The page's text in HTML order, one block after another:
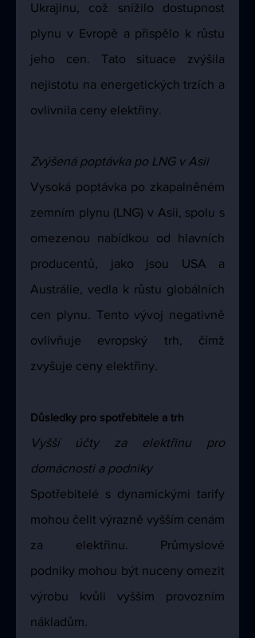
Ukrajinu, což snížilo dostupnost
plynu v Evropě a přispělo k růstu
jeho cen. Tato situace zvýšila
nejistotu na energetických trzích a
ovlivnila ceny elektřiny.
Zvýšená poptávka po LNG v Asii
Vysoká poptávka po zkapalněném
zemním plynu (LNG) v Asii, spolu s
omezenou nabídkou od hlavních
producentů, jako jsou USA a
Austrálie, vedla k růstu globálních
cen plynu. Tento vývoj negativně
ovlivňuje evropský trh, čímž
zvyšuje ceny elektřiny.
Důsledky pro spotřebitele a trh
Vyšší účty za elektřinu pro
domácnosti a podniky
Spotřebitelé s dynamickými tarify
mohou čelit výrazně vyšším cenám
za elektřinu. Průmyslové
podniky mohou být nuceny omezit
výrobu kvůli vyšším provozním
nákladům.